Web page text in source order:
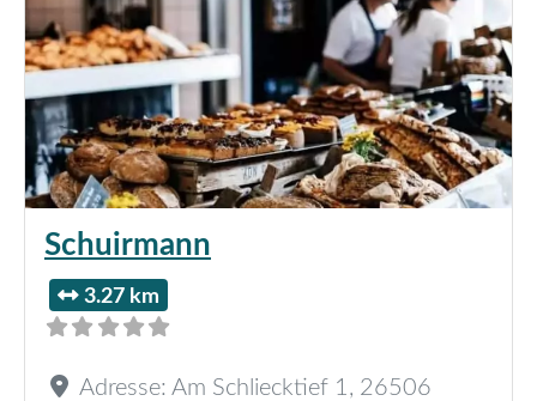
Schuirmann
3.27 km
Adresse: Am Schliecktief 1 , 26506